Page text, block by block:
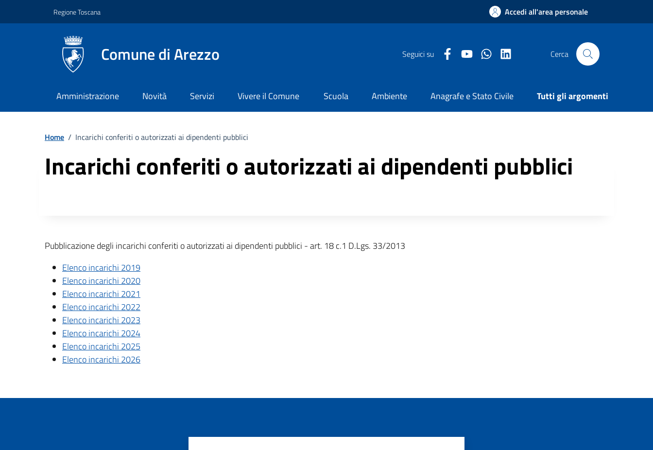
Regione Toscana Accedi all'area personale
Comune di Arezzo Seguici su Facebook Comune di Arezzo
Youtube Comune di Arezzo
Twitter Comune di Arezzo
LinkedIn Comune di Arezzo
Cerca
Amministrazione Novità Servizi Vivere il Comune Scuola Ambiente Anagrafe e Stato Civile Tutti gli argomenti
Home / Incarichi conferiti o autorizzati ai dipendenti pubblici
Incarichi conferiti o autorizzati ai dipendenti pubblici
Descrizione completa
Pubblicazione degli incarichi conferiti o autorizzati ai dipendenti pubblici - art. 18 c.1 D.Lgs. 33/2013
Elenco incarichi 2019
Elenco incarichi 2020
Elenco incarichi 2021
Elenco incarichi 2022
Elenco incarichi 2023
Elenco incarichi 2024
Elenco incarichi 2025
Elenco incarichi 2026